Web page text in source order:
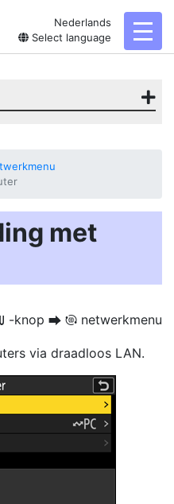
Nederlands
Select language
met
-knop U F netwerkmenu
via draadloos LAN.